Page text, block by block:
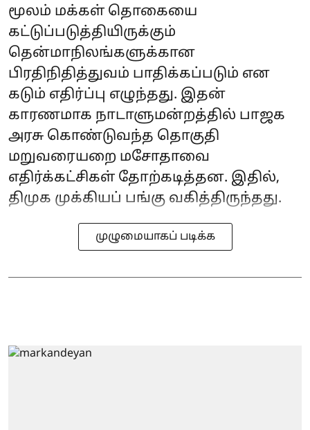
மூலம் மக்கள் தொகையை
கட்டுப்படுத்தியிருக்கும்
தென்மாநிலங்களுக்கான
பிரதிநிதித்துவம் பாதிக்கப்படும் என
கடும் எதிர்ப்பு எழுந்தது. இதன்
காரணமாக நாடாளுமன்றத்தில் பாஜக
அரசு கொண்டுவந்த தொகுதி
மறுவரையறை மசோதாவை
எதிர்க்கட்சிகள் தோற்கடித்தன. இதில்,
திமுக முக்கியப் பங்கு வகித்திருந்தது.
முழுமையாகப் படிக்க